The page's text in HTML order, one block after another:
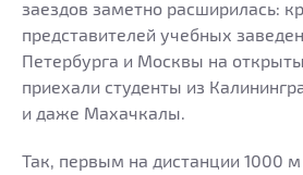
заездов заметно расширилась:
представителей учебных
Петербурга и Москвы на
приехали студенты из
и даже Махачкалы.
Так, первым на дистанции 1000 м